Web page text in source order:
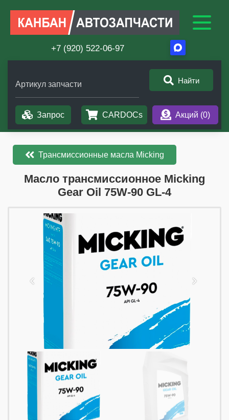
+7 (920) 522-06-97
Артикул запчасти Найти
Запрос CARDOCs Акций (0)
Трансмиссионные масла Micking
​​​​Масло трансмиссионное Micking
Gear Oil 75W-90 GL-4